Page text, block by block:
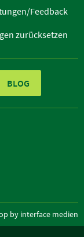
Feedback
zurücksetzen
BLOG
by interface medien